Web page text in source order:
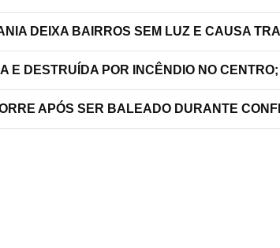
DEIXA BAIRROS SEM LUZ E CAUSA
E DESTRUÍDA POR INCÊNDIO NO
APÓS SER BALEADO DURANTE